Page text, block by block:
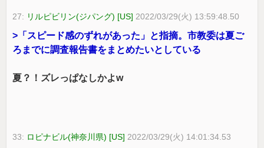
27: リルピビリン(ジパング) [US] 2022/03/29(火) 13:59:48.50
>「スピード感のずれがあった」と指摘。市教委は夏ご
ろまでに調査報告書をまとめたいとしている
夏？！ズレっぱなしかよw
33: ロピナビル(神奈川県) [US] 2022/03/29(火) 14:01:34.53